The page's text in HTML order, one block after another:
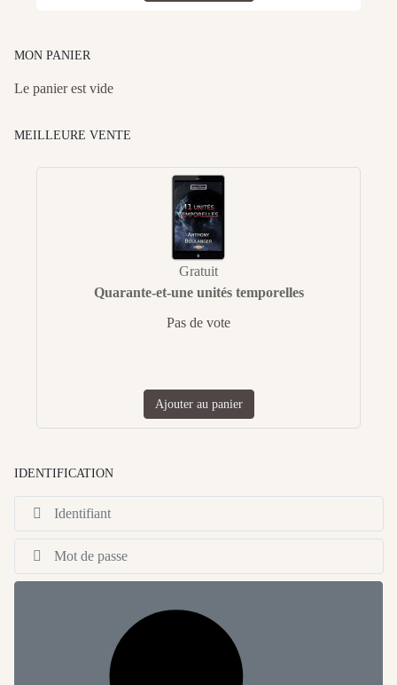
MON PANIER
Le panier est vide
MEILLEURE VENTE
Gratuit
Quarante-et-une unités temporelles
Pas de vote
Ajouter au panier
IDENTIFICATION